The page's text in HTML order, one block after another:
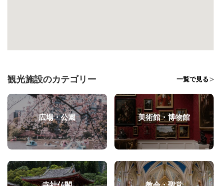
観光施設のカテゴリー 一覧で見る
広場・公園 美術館・博物館